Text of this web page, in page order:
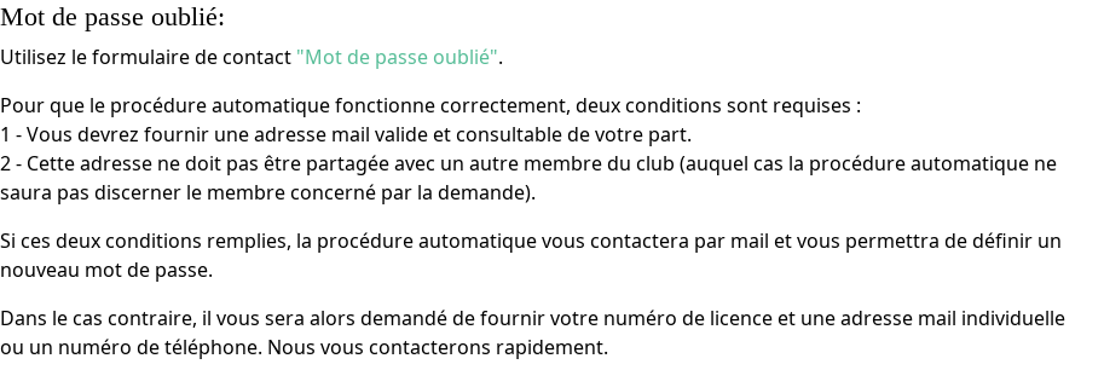
Mot de passe oublié:
Utilisez le formulaire de contact "Mot de passe oublié".
Pour que le procédure automatique fonctionne correctement, deux conditions sont requises :
1 - Vous devrez fournir une adresse mail valide et consultable de votre part.
2 - Cette adresse ne doit pas être partagée avec un autre membre du club (auquel cas la procédure automatique ne
saura pas discerner le membre concerné par la demande).
Si ces deux conditions remplies, la procédure automatique vous contactera par mail et vous permettra de définir un
nouveau mot de passe.
Dans le cas contraire, il vous sera alors demandé de fournir votre numéro de licence et une adresse mail individuelle
ou un numéro de téléphone. Nous vous contacterons rapidement.